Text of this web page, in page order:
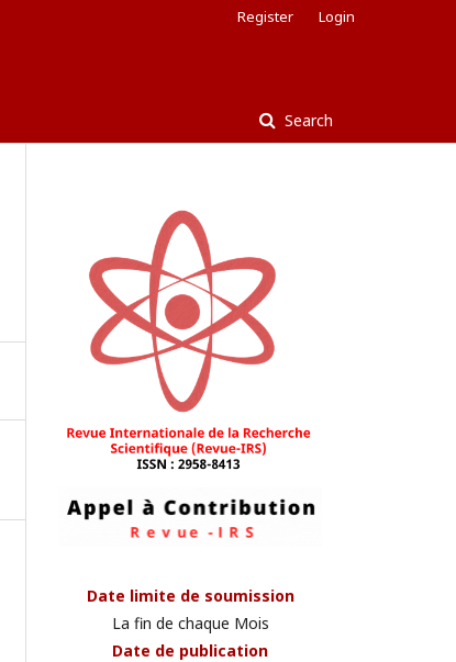
Search
Register Login
Date limite de soumission
La fin de chaque Mois
Date de publication